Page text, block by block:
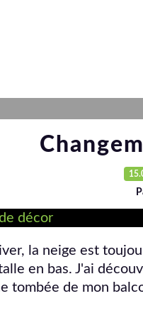
la neige est
en bas. J'ai
tombée de mon